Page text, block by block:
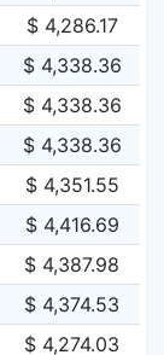
$ 4,286.17
$ 4,338.36
$ 4,338.36
$ 4,338.36
$ 4,351.55
$ 4,416.69
$ 4,387.98
$ 4,374.53
$ 4,274.03